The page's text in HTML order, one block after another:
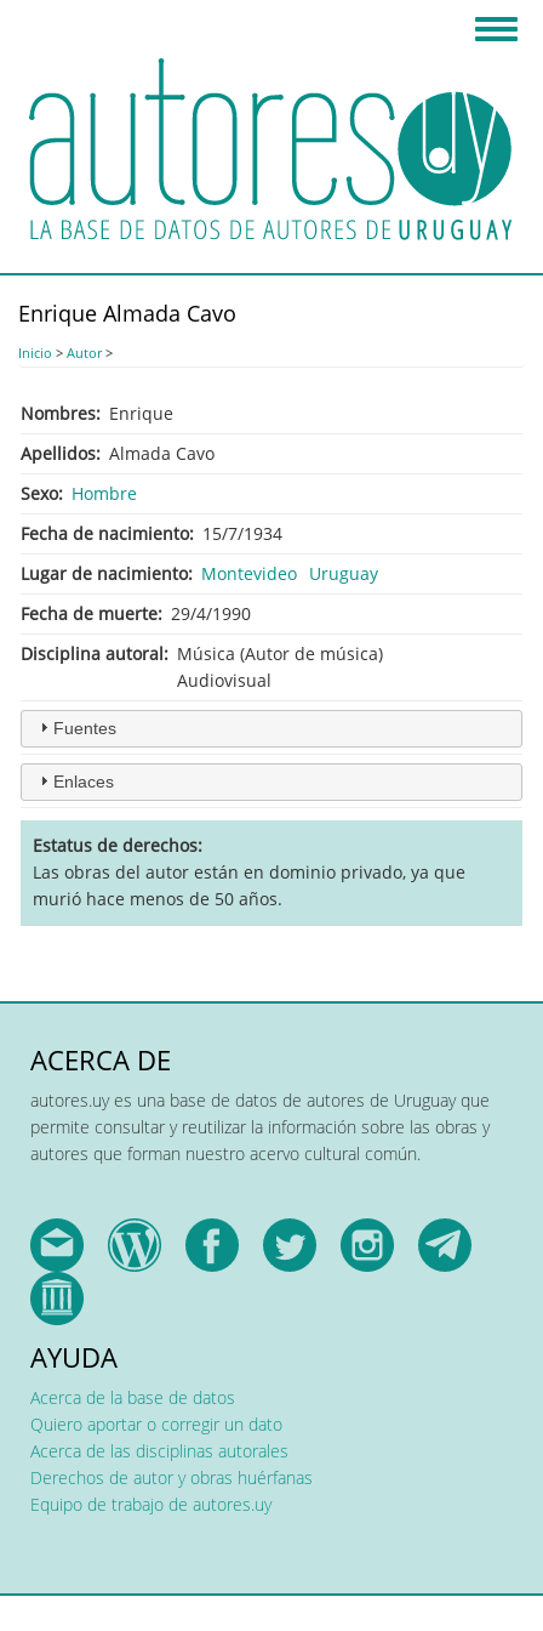
principal
Enrique Almada Cavo
Inicio > Autor>
Nombres
Enrique
Apellidos Almada Cavo
Sexo
Hombre
Fecha de nacimiento
15/7/1934
Lugar de nacimiento
Montevideo Uruguay
Fecha de muerte
29/4/1990
Disciplina autoral
Música (Autor de música)
Audiovisual
Fuentes
Enlaces
Estatus de derechos
Las obras del autor están en dominio privado, ya que
murió hace menos de 50 años.
ACERCA DE
autores.uy es una base de datos de autores de Uruguay que
permite consultar y reutilizar la información sobre las obras y
autores que forman nuestro acervo cultural común.
AYUDA
Acerca de la base de datos
Quiero aportar o corregir un dato
Acerca de las disciplinas autorales
Derechos de autor y obras huérfanas
Equipo de trabajo de autores.uy